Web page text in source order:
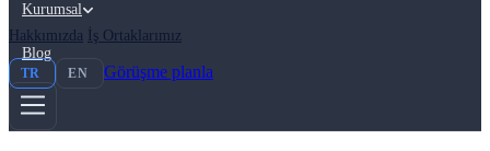
Kurumsal
Hakkımızda
İş Ortaklarımız
Blog
TR EN Görüşme planla